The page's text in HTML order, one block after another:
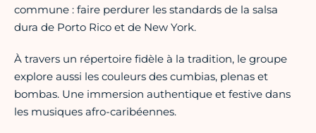
commune : faire perdurer les standards de la salsa
dura de Porto Rico et de New York.
À travers un répertoire fidèle à la tradition, le groupe
explore aussi les couleurs des cumbias, plenas et
bombas. Une immersion authentique et festive dans
les musiques afro-caribéennes.